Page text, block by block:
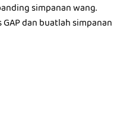
simpanan wang.
dan buatlah simpanan